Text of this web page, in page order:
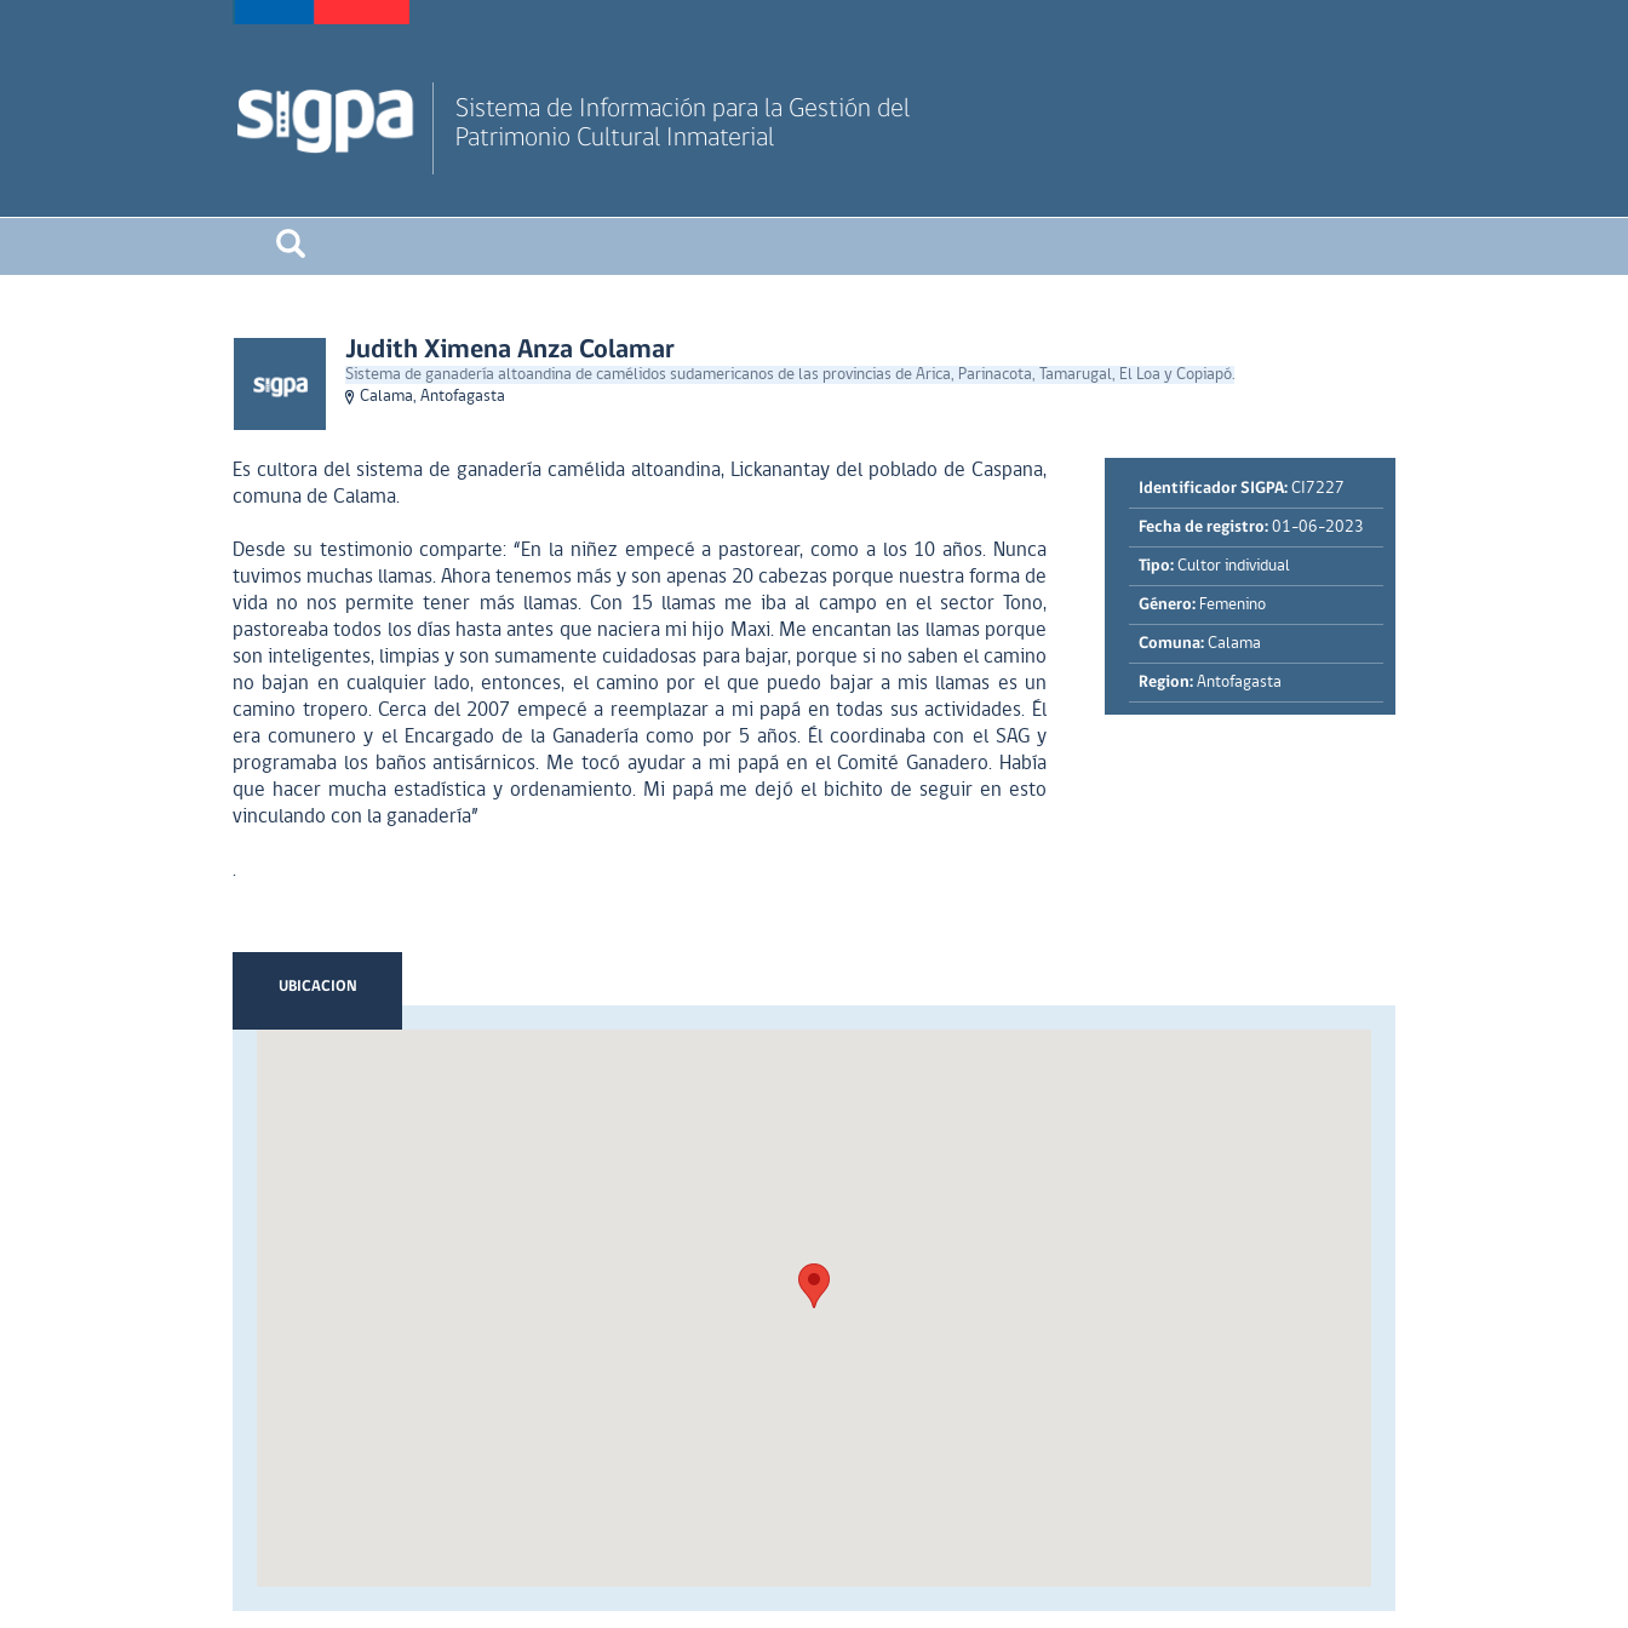
Sistema de Información para la Gestión del
Patrimonio Cultural Inmaterial
Judith Ximena Anza Colamar
Sistema de ganadería altoandina de camélidos sudamericanos de las provincias de Arica, Parinacota, Tamarugal, El Loa y Copiapó.
Calama, Antofagasta
Es cultora del sistema de ganadería camélida altoandina, Lickanantay del poblado de Caspana,
comuna de Calama.
Desde su testimonio comparte: “En la niñez empecé a pastorear, como a los 10 años. Nunca
tuvimos muchas llamas. Ahora tenemos más y son apenas 20 cabezas porque nuestra forma de
vida no nos permite tener más llamas. Con 15 llamas me iba al campo en el sector Tono,
pastoreaba todos los días hasta antes que naciera mi hijo Maxi. Me encantan las llamas porque
son inteligentes, limpias y son sumamente cuidadosas para bajar, porque si no saben el camino
no bajan en cualquier lado, entonces, el camino por el que puedo bajar a mis llamas es un
camino tropero. Cerca del 2007 empecé a reemplazar a mi papá en todas sus actividades. Él
era comunero y el Encargado de la Ganadería como por 5 años. Él coordinaba con el SAG y
programaba los baños antisárnicos. Me tocó ayudar a mi papá en el Comité Ganadero. Había
que hacer mucha estadística y ordenamiento. Mi papá me dejó el bichito de seguir en esto
vinculando con la ganadería”
.
Identificador SIGPA: CI7227
Fecha de registro: 01-06-2023
Tipo: Cultor individual
Género: Femenino
Comuna: Calama
Region: Antofagasta
UBICACION